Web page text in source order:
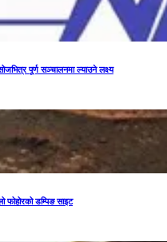
पूर्ण सञ्चालनमा ल्याउने लक्ष्य
फोहोरको डम्पिङ साइट